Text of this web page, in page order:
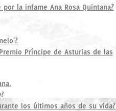
la infame Ana Rosa Quintana?
Príncipe de Asturias de las
los últimos años de su vida?